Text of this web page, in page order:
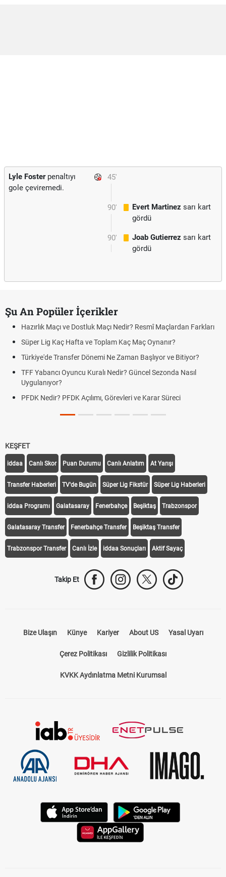
45'
Lyle Fosterpenaltıyı
gole çeviremedi.
90' Evert Martinez sarı kart
gördü
90' Joab Gutierrez sarı kart
gördü
Şu An Popüler İçerikler
Hazırlık Maçı ve Dostluk Maçı Nedir? Resmî Maçlardan Farkları
Süper Lig Kaç Hafta ve Toplam Kaç Maç Oynanır?
Türkiye'de Transfer Dönemi Ne Zaman Başlıyor ve Bitiyor?
TFF Yabancı Oyuncu Kuralı Nedir? Güncel Sezonda Nasıl
Uygulanıyor?
PFDK Nedir? PFDK Açılımı, Görevleri ve Karar Süreci
KEŞFET
iddaa Canlı Skor Puan Durumu Canlı Anlatım At Yarışı
Transfer Haberleri TV'de Bugün Süper Lig Fikstür Süper Lig Haberleri
iddaa Programı Galatasaray Fenerbahçe Beşiktaş Trabzonspor
Galatasaray Transfer Fenerbahçe Transfer Beşiktaş Transfer
Trabzonspor Transfer Canlı İzle iddaa Sonuçları Aktif Sayaç
Takip Et
Bize Ulaşın Künye Kariyer About US Yasal Uyarı
Çerez Politikası Gizlilik Politikası
KVKK Aydınlatma Metni Kurumsal